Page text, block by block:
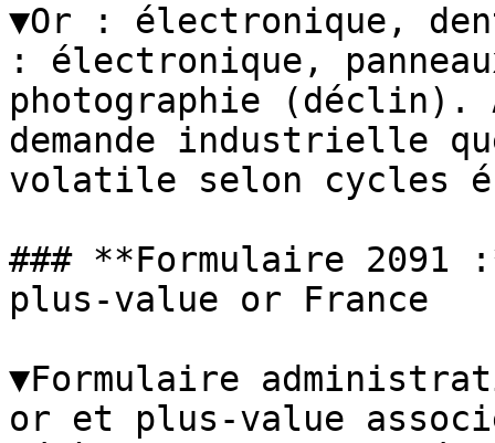
▼Or : électronique,
: électronique,
photographie (déclin).
demande industrielle
volatile selon cycles
### **Formulaire
plus-value or France
▼Formulaire
or et plus-value